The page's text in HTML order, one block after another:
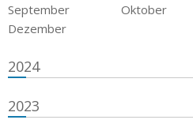
September
Oktober
Dezember
2024
2023